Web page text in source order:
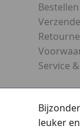
Bestellen
Service
leuker